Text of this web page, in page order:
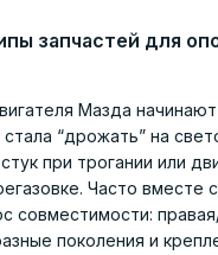
запчастей для
Мазда начинают
“дрожать” на
при трогании или
Часто вместе
совместимости:
поколения и